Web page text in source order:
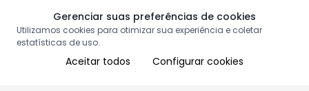
Gerenciar suas preferências de cookies
Utilizamos cookies para otimizar sua experiência e coletar
estatísticas de uso.
Aceitar todos Configurar cookies